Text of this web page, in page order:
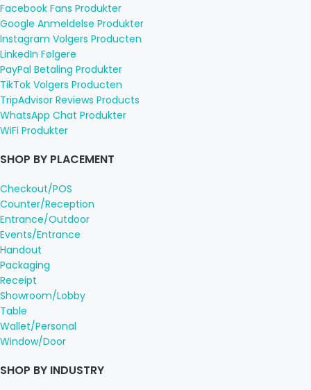
Facebook Fans Produkter
Google Anmeldelse Produkter
Instagram Volgers Producten
LinkedIn Følgere
PayPal Betaling Produkter
TikTok Volgers Producten
TripAdvisor Reviews Products
WhatsApp Chat Produkter
WiFi Produkter
SHOP BY PLACEMENT
Checkout/POS
Counter/Reception
Entrance/Outdoor
Events/Entrance
Handout
Packaging
Receipt
Showroom/Lobby
Table
Wallet/Personal
Window/Door
SHOP BY INDUSTRY